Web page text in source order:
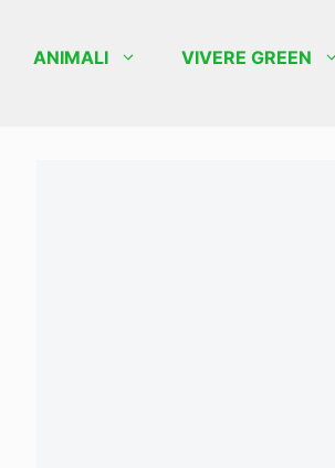
ANIMALI VIVERE GREEN